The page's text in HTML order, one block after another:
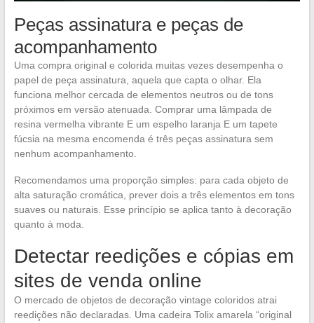
Peças assinatura e peças de
acompanhamento
Uma compra original e colorida muitas vezes desempenha o
papel de peça assinatura, aquela que capta o olhar. Ela
funciona melhor cercada de elementos neutros ou de tons
próximos em versão atenuada. Comprar uma lâmpada de
resina vermelha vibrante E um espelho laranja E um tapete
fúcsia na mesma encomenda é três peças assinatura sem
nenhum acompanhamento.
Recomendamos uma proporção simples: para cada objeto de
alta saturação cromática, prever dois a três elementos em tons
suaves ou naturais. Esse princípio se aplica tanto à decoração
quanto à moda.
Detectar reedições e cópias em
sites de venda online
O mercado de objetos de decoração vintage coloridos atrai
reedições não declaradas. Uma cadeira Tolix amarela “original